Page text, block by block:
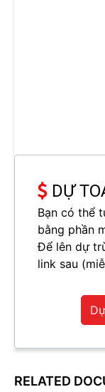
DỰ
Bạn có thể
bằng phần
Để lên dự
link sau
RELATED